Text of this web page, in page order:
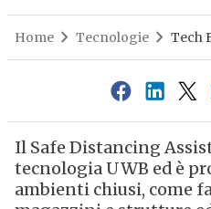
Home Tecnologie Tech
Il Safe Distancing
tecnologia UWB ed è
ambienti chiusi, come